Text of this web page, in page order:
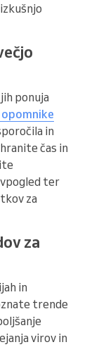
ponuja
in
čas in
ter
za
za
in
trende
virov in